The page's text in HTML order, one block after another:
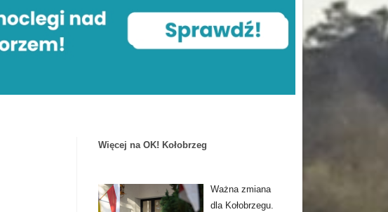
Więcej na OK! Kołobrzeg
Ważna zmiana
dla Kołobrzegu.